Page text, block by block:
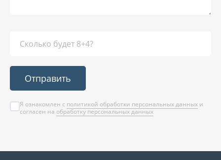
Отправить
Я ознакомлен с политикой обработки персональных данных и
согласен на обработку персональных данных